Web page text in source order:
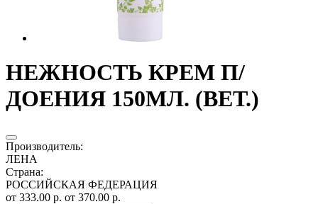
НЕЖНОСТЬ КРЕМ П/
ДОЕНИЯ 150МЛ. (ВЕТ.)
Производитель:
ЛЕНА
Страна:
РОССИЙСКАЯ ФЕДЕРАЦИЯ
от 333.00 р. от 370.00 р.